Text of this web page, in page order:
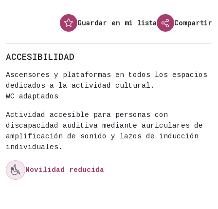
Guardar en mi lista Compartir
ACCESIBILIDAD
Ascensores y plataformas en todos los espacios
dedicados a la actividad cultural.
WC adaptados
Actividad accesible para personas con
discapacidad auditiva mediante auriculares de
amplificación de sonido y lazos de inducción
individuales.
 Movilidad reducida